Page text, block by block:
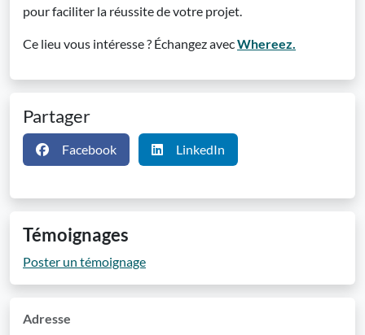
pour faciliter la réussite de votre projet.
Ce lieu vous intéresse ? Échangez avecWhereez.
Partager
Facebook LinkedIn
Témoignages
Poster un témoignage
Adresse